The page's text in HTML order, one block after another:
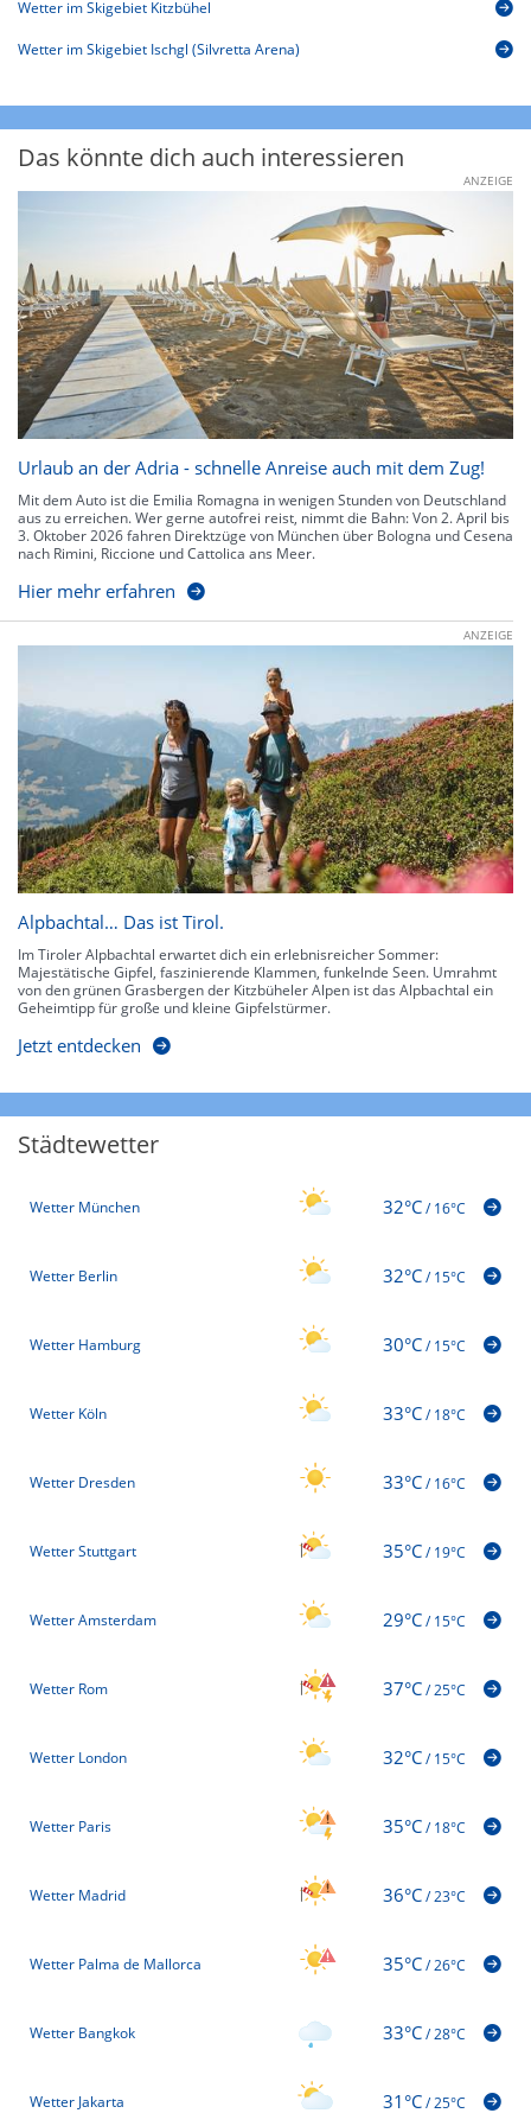
Wetter im Skigebiet Kitzbühel
Wetter im Skigebiet Ischgl (Silvretta Arena)
Das könnte dich auch interessieren
ANZEIGE
Urlaub an der Adria - schnelle Anreise auch mit dem Zug!
Mit dem Auto ist die Emilia Romagna in wenigen Stunden von Deutschland
aus zu erreichen. Wer gerne autofrei reist, nimmt die Bahn: Von 2. April bis
3. Oktober 2026 fahren Direktzüge von München über Bologna und Cesena
nach Rimini, Riccione und Cattolica ans Meer.
Hier mehr erfahren
ANZEIGE
Alpbachtal… Das ist Tirol.
Im Tiroler Alpbachtal erwartet dich ein erlebnisreicher Sommer:
Majestätische Gipfel, faszinierende Klammen, funkelnde Seen. Umrahmt
von den grünen Grasbergen der Kitzbüheler Alpen ist das Alpbachtal ein
Geheimtipp für große und kleine Gipfelstürmer.
Jetzt entdecken
Städtewetter
Wetter München 32°C/16°C
Wetter Berlin 32°C/15°C
Wetter Hamburg 30°C/15°C
Wetter Köln 33°C/18°C
Wetter Dresden 33°C/16°C
Wetter Stuttgart 35°C/19°C
Wetter Amsterdam 29°C/15°C
Wetter Rom 37°C/25°C
Wetter London 32°C/15°C
Wetter Paris 35°C/18°C
Wetter Madrid 36°C/23°C
Wetter Palma de Mallorca 35°C/26°C
Wetter Bangkok 33°C/28°C
Wetter Jakarta 31°C/25°C